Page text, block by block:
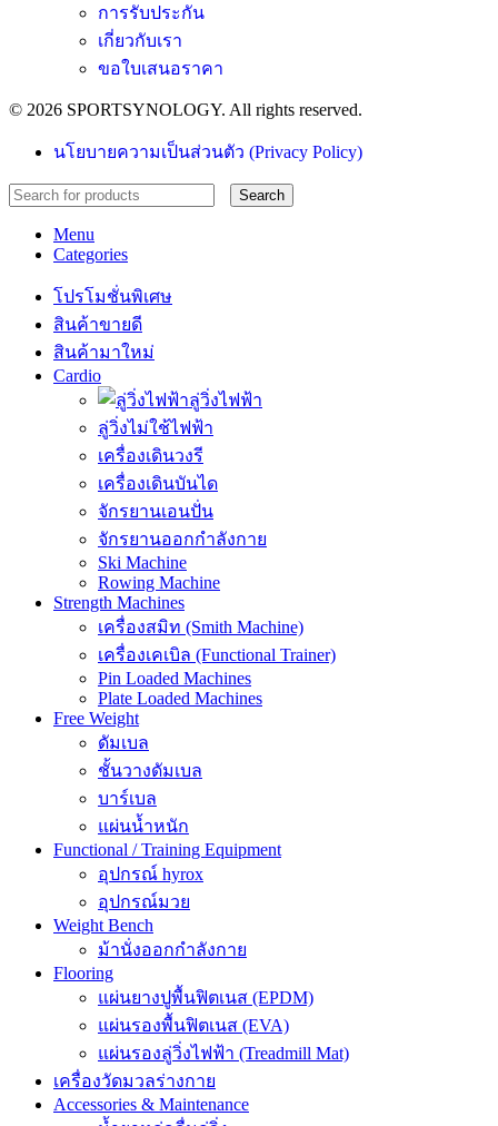
การรับประกัน
เกี่ยวกับเรา
ขอใบเสนอราคา
© 2026 SPORTSYNOLOGY. All rights reserved.
นโยบายความเป็นส่วนตัว (Privacy Policy)
Search
Menu
Categories
โปรโมชั่นพิเศษ
สินค้าขายดี
สินค้ามาใหม่
Cardio
ลู่วิ่งไฟฟ้า
ลู่วิ่งไม่ใช้ไฟฟ้า
เครื่องเดินวงรี
เครื่องเดินบันได
จักรยานเอนปั่น
จักรยานออกกำลังกาย
Ski Machine
Rowing Machine
Strength Machines
เครื่องสมิท (Smith Machine)
เครื่องเคเบิล (Functional Trainer)
Pin Loaded Machines
Plate Loaded Machines
Free Weight
ดัมเบล
ชั้นวางดัมเบล
บาร์เบล
แผ่นน้ำหนัก
Functional / Training Equipment
อุปกรณ์ hyrox
อุปกรณ์มวย
Weight Bench
ม้านั่งออกกำลังกาย
Flooring
แผ่นยางปูพื้นฟิตเนส (EPDM)
แผ่นรองพื้นฟิตเนส (EVA)
แผ่นรองลู่วิ่งไฟฟ้า (Treadmill Mat)
เครื่องวัดมวลร่างกาย
Accessories & Maintenance